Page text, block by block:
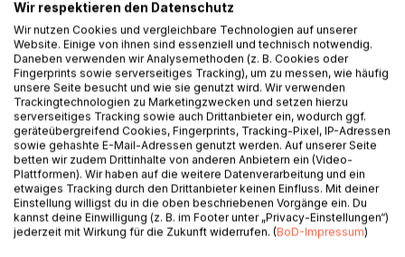
und eine Aufgabe, die ihn erfüllt.
Aber die Festungsbewohner vertrauen den Wächtern
immer weniger, sie halten sie für korrupt und faul. Noch
dazu müssen sich die wenigen ehrlichen Wächter gegen
eine feindliche Organisation in den eigenen Reihen wehren.
Zack gerät in eine persönliche Krise, denn als Soulstreamer
muss er töten, was seinen menschlichen Werten
widerspricht. Doch er fängt sich wieder und kann die
abtrünnigen Wächter überzeugen, sich ihm anzuschließen.
Er erfährt, wer Merclan, der Teufel, ist und dass hinter
diesem ein noch furchterregender Gegner lauert: ein
selbsternannter König, der die Macht in der Festung an sich
Wir respektieren den Datenschutz
Wir nutzen Cookies und vergleichbare Technologien auf unserer
Website. Einige von ihnen sind essenziell und technisch notwendig.
Daneben verwenden wir Analysemethoden (z. B. Cookies oder
Fingerprints sowie serverseitiges Tracking), um zu messen, wie häufig
unsere Seite besucht und wie sie genutzt wird. Wir verwenden
Trackingtechnologien zu Marketingzwecken und setzen hierzu
serverseitiges Tracking sowie auch Drittanbieter ein, wodurch ggf.
geräteübergreifend Cookies, Fingerprints, Tracking-Pixel, IP-Adressen
sowie gehashte E-Mail-Adressen genutzt werden. Auf unserer Seite
betten wir zudem Drittinhalte von anderen Anbietern ein (Video-
Plattformen). Wir haben auf die weitere Datenverarbeitung und ein
etwaiges Tracking durch den Drittanbieter keinen Einfluss. Mit deiner
Einstellung willigst du in die oben beschriebenen Vorgänge ein. Du
kannst deine Einwilligung (z. B. im Footer unter „Privacy-Einstellungen“)
jederzeit mit Wirkung für die Zukunft widerrufen. (BoD-Impressum)